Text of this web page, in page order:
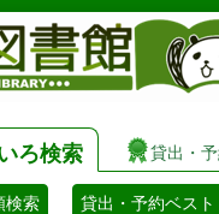
ろ検索 貸出・
検索 貸出・予約ベスト